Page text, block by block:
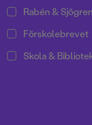
Rabén &
Förskolebrevet
Skola &